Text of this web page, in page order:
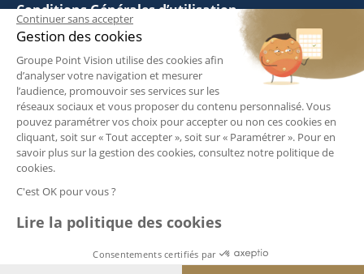
Point Vision Arles
3 Avenue Victor Hugo,
Résidence Les jardins
des Alyscamps 13200
Arles
04 90 93 70 59
Prendre rendez-vous
Point Vision Arras
42 rue Gambetta 62000
Prendre rendez-vous
Conditions Générales d’utilisation
Politique de Gestion des Cookies
Politique de Confidentialité
Questions fréquentes
Suivez-nous :
Continuer sans accepter
Gestion des cookies
Groupe Point Vision utilise des cookies afin
d’analyser votre navigation et mesurer
l’audience, promouvoir ses services sur les
réseaux sociaux et vous proposer du contenu personnalisé. Vous
pouvez paramétrer vos choix pour accepter ou non ces cookies en
cliquant, soit sur « Tout accepter », soit sur « Paramétrer ». Pour en
savoir plus sur la gestion des cookies, consultez notre politique de
cookies.
C'est OK pour vous ?
Lire la politique des cookies
Consentements certifiés par